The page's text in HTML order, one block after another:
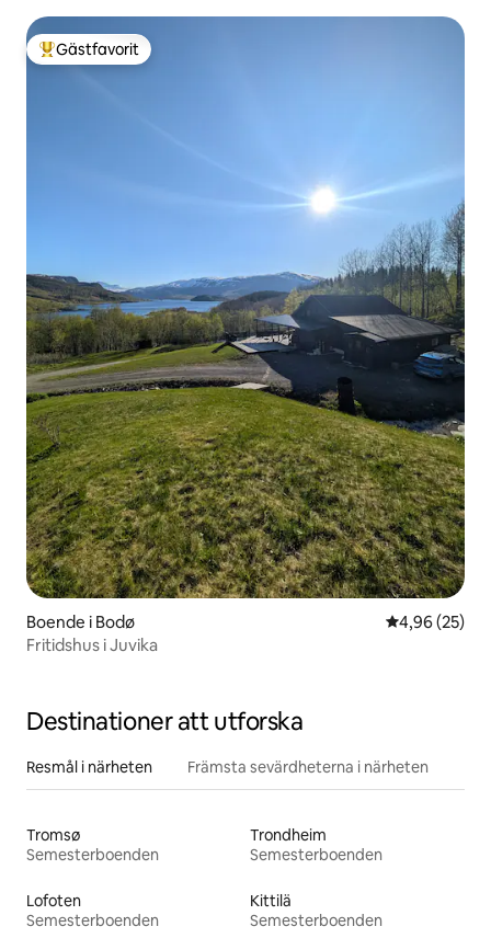
Populär gästfavorit
Gästfavorit
Boende i Bodø 4,96 av 5 i
4,96 (25)
Fritidshus i Juvika
Destinationer att utforska
Resmål i närheten Främsta sevärdheterna i närheten
Tromsø
Semesterboenden
Trondheim
Semesterboenden
Lofoten
Semesterboenden
Kittilä
Semesterboenden